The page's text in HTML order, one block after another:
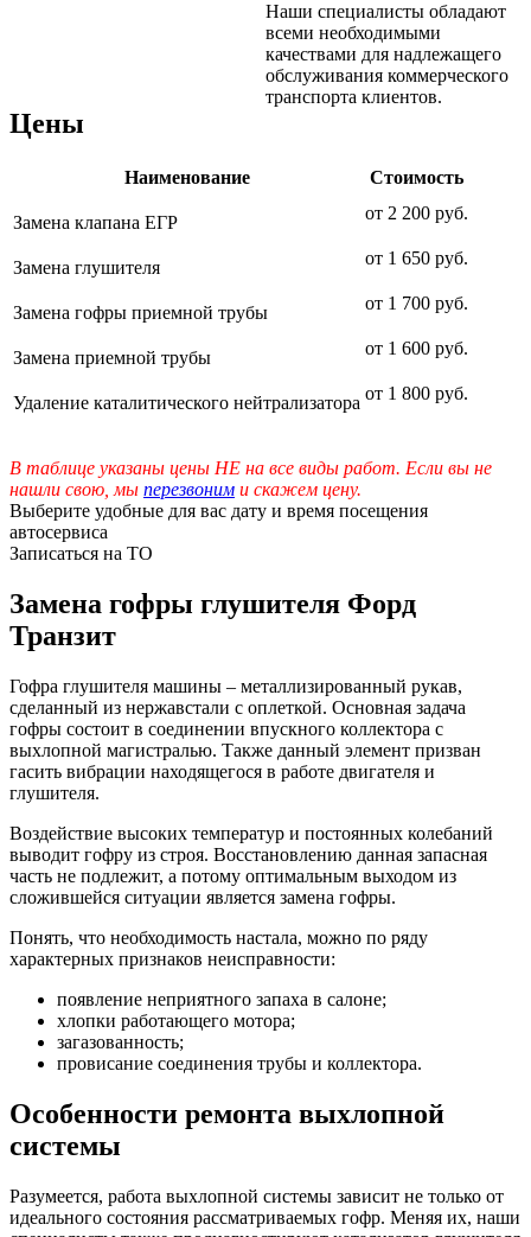
Наши специалисты обладают
всеми необходимыми
качествами для надлежащего
обслуживания коммерческого
транспорта клиентов.
Цены
Наименование Стоимость
Замена клапана ЕГР от 2 200 руб.
Замена глушителя от 1 650 руб.
Замена гофры приемной трубы от 1 700 руб.
Замена приемной трубы от 1 600 руб.
Удаление каталитического нейтрализатора от 1 800 руб.
В таблице указаны цены НЕ на все виды работ. Если вы не
нашли свою, мы перезвоним и скажем цену.
Выберите удобные для вас дату и время посещения
автосервиса
Записаться на ТО
Замена гофры глушителя Форд
Транзит
Гофра глушителя машины – металлизированный рукав,
сделанный из нержавстали с оплеткой. Основная задача
гофры состоит в соединении впускного коллектора с
выхлопной магистралью. Также данный элемент призван
гасить вибрации находящегося в работе двигателя и
глушителя.
Воздействие высоких температур и постоянных колебаний
выводит гофру из строя. Восстановлению данная запасная
часть не подлежит, а потому оптимальным выходом из
сложившейся ситуации является замена гофры.
Понять, что необходимость настала, можно по ряду
характерных признаков неисправности:
появление неприятного запаха в салоне;
хлопки работающего мотора;
загазованность;
провисание соединения трубы и коллектора.
Особенности ремонта выхлопной
системы
Разумеется, работа выхлопной системы зависит не только от
идеального состояния рассматриваемых гофр. Меняя их, наши